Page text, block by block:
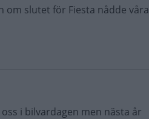
om slutet för Fiesta nådde våra
i bilvardagen men nästa år